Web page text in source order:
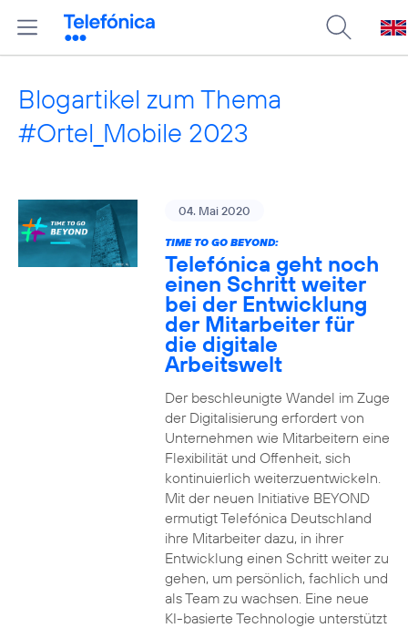
Blogartikel zum Thema
#Ortel_Mobile 2023
04. Mai 2020
TIME TO GO BEYOND:
Telefónica geht noch
einen Schritt weiter
bei der Entwicklung
der Mitarbeiter für
die digitale
Arbeitswelt
Der beschleunigte Wandel im Zuge
der Digitalisierung erfordert von
Unternehmen wie Mitarbeitern eine
Flexibilität und Offenheit, sich
kontinuierlich weiterzuentwickeln.
Mit der neuen Initiative BEYOND
ermutigt Telefónica Deutschland
ihre Mitarbeiter dazu, in ihrer
Entwicklung einen Schritt weiter zu
gehen, um persönlich, fachlich und
als Team zu wachsen. Eine neue
KI-basierte Technologie unterstützt